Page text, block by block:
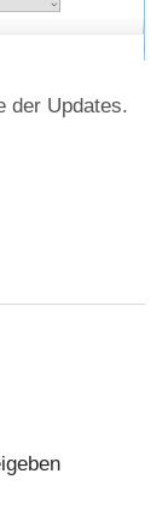
der Updates.